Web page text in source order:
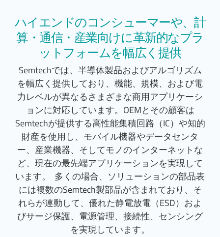
ハイエンドのコンシューマーや、計
算・通信・産業向けに革新的なプラ
ットフォームを幅広く提供
Semtechでは、半導体製品およびアルゴリズム
を幅広く提供しており、機能、規模、および電
力レベルが異なるさまざまな商用アプリケーシ
ョンに対応しています。OEMとその顧客は
Semtechが提供する高性能集積回路（IC）や知的
財産を使用し、モバイル機器やデータセンタ
ー、産業機器、そしてモノのインターネットな
ど、現在の最先端アプリケーションを実現して
います。 多くの場合、ソリューションの部品表
には複数のSemtech製部品が含まれており、そ
れらが連動して、優れた静電放電（ESD）およ
びサージ保護、電源管理、接続性、センシング
を実現しています。